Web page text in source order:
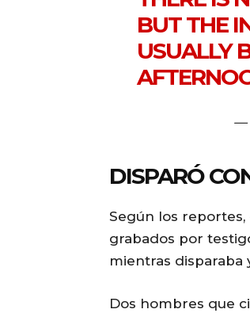
BUT THE
USUALLY
—
DISPARÓ
Según los reportes,
grabados por
mientras disparaba
Dos hombres que